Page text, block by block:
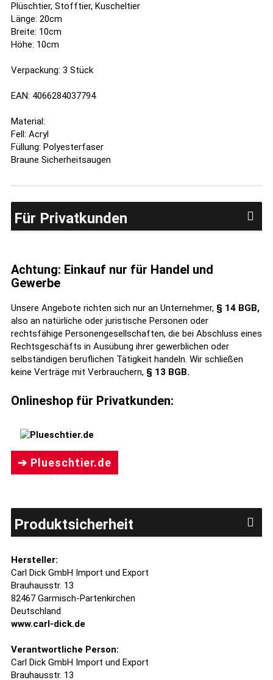
Plüschtier, Stofftier, Kuscheltier
Länge: 20cm
Breite: 10cm
Höhe: 10cm
Verpackung: 3 Stück
EAN: 4066284037794
Material:
Fell: Acryl
Füllung: Polyesterfaser
Braune Sicherheitsaugen
Für Privatkunden
Achtung: Einkauf nur für Handel und
Gewerbe
Unsere Angebote richten sich nur an Unternehmer, § 14 BGB,
also an natürliche oder juristische Personen oder
rechtsfähige Personengesellschaften, die bei Abschluss eines
Rechtsgeschäfts in Ausübung ihrer gewerblichen oder
selbständigen beruflichen Tätigkeit handeln. Wir schließen
keine Verträge mit Verbrauchern, § 13 BGB.
Onlineshop für Privatkunden:
➔ Plueschtier.de
Produktsicherheit
Hersteller:
Carl Dick GmbH Import und Export
Brauhausstr. 13
82467 Garmisch-Partenkirchen
Deutschland
www.carl-dick.de
Verantwortliche Person:
Carl Dick GmbH Import und Export
Brauhausstr. 13